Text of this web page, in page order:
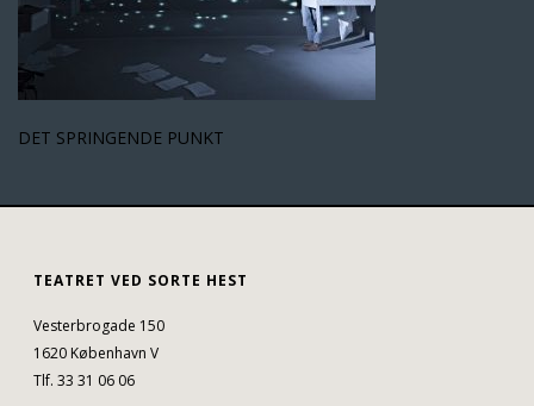
DET SPRINGENDE PUNKT
TEATRET VED SORTE HEST
Vesterbrogade 150
1620 København V
Tlf. 33 31 06 06